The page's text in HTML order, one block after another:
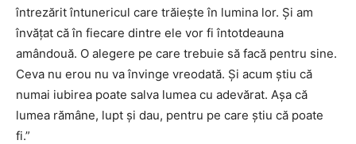
întrezărit întunericul care trăiește în lumina lor. Și am
învățat că în fiecare dintre ele vor fi întotdeauna
amândouă. O alegere pe care trebuie să facă pentru sine.
Ceva nu erou nu va învinge vreodată. Și acum știu că
numai iubirea poate salva lumea cu adevărat. Așa că
lumea rămâne, lupt și dau, pentru pe care știu că poate
fi.”